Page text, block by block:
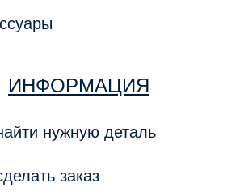
ИНФОРМАЦИЯ
нужную деталь
заказ